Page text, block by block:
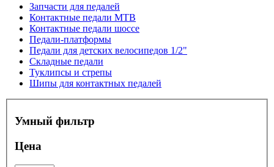
Запчасти для педалей
Контактные педали MTB
Контактные педали шоссе
Педали-платформы
Педали для детских велосипедов 1/2"
Складные педали
Туклипсы и стрепы
Шипы для контактных педалей
Умный фильтр
Цена